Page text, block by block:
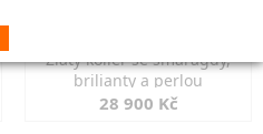
Zlatý kolier se smaragdy,
brilianty a perlou
28 900 Kč